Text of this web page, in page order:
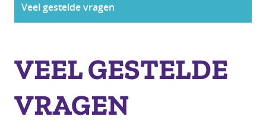
Veel gestelde vragen
VEEL GESTELDE
VRAGEN